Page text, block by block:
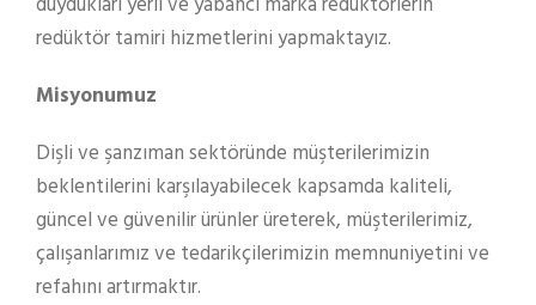
redüktör tamiri hizmetlerini yapmaktayız.
Misyonumuz
Dişli ve şanzıman sektöründe müşterilerimizin
beklentilerini karşılayabilecek kapsamda kaliteli,
güncel ve güvenilir ürünler üreterek, müşterilerimiz,
çalışanlarımız ve tedarikçilerimizin memnuniyetini ve
refahını artırmaktır.